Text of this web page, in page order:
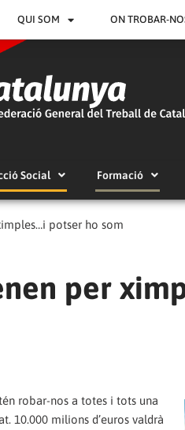
QUI SOM ON TROBAR-
Social Formació
potser ho som
per
robar-nos a totes i tots una
10.000 milions d’euros valdrà